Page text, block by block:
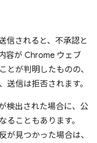
信されると、不承認と
容が Chrome ウェブ
とが判明したものの、
信は拒否されます。
検出された場合に、公
ることもあります。
が見つかった場合は、